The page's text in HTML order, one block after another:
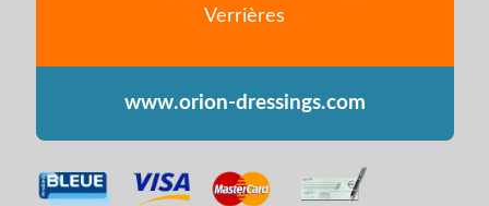
Verrières
www.orion-dressings.com